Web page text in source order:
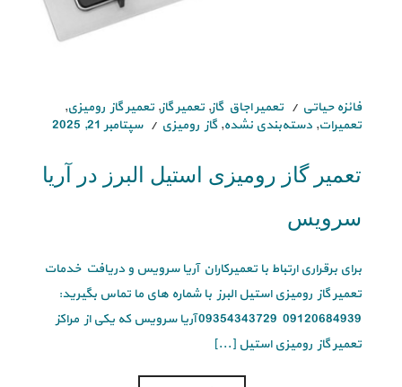
فائزه حیاتی تعمیر اجاق گاز, تعمیر گاز, تعمیر گاز رومیزی,
تعمیرات, دسته‌بندی نشده,گاز رومیزی سپتامبر 21, 2025
تعمیر گاز رومیزی استیل البرز در آریا
سرویس
برای برقراری ارتباط با تعمیرکاران آریا سرویس و دریافت خدمات
تعمیر گاز رومیزی استیل البرز با شماره های ما تماس بگیرید:
09120684939 09354343729 آریا سرویس که یکی از مراکز
تعمیر گاز رومیزی استیل [...]